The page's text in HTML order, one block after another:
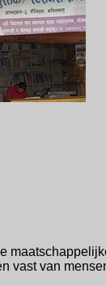
vast van